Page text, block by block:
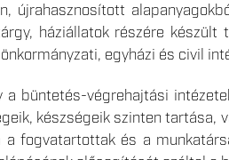
újrahasznosított
háziállatok részére
egyházi és civil
büntetés-végrehajtási
készségeik szinten
fogvatartottak és a